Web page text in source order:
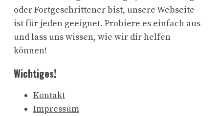
oder Fortgeschrittener bist, unsere Webseite
ist für jeden geeignet. Probiere es einfach aus
und lass uns wissen, wie wir dir helfen
können!
Wichtiges!
Kontakt
Impressum